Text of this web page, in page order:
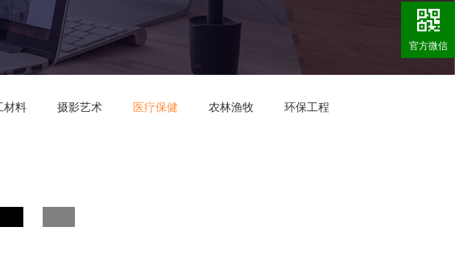
材料 摄影艺术 医疗保健 农林渔牧 环保工程
官方微信